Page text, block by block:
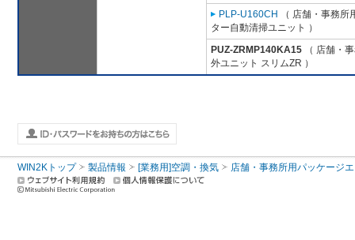
PLP-U160CH
（ 店舗・事務所
ター自動清掃ユニット ）
PUZ-ZRMP140KA15 （ 店舗・
外ユニット スリムZR ）
WIN2Kトップ 製品情報 [業務用]空調・換気 店舗・事務所用パッケージ